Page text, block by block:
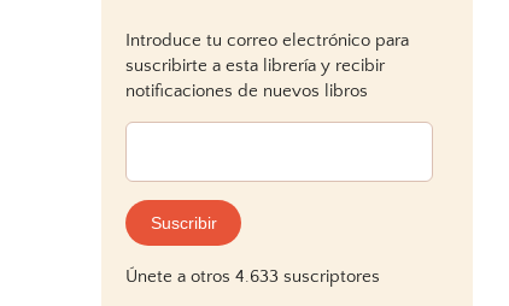
Introduce tu correo electrónico para
suscribirte a esta librería y recibir
notificaciones de nuevos libros
Dirección
correo
electrónico:
Suscribir
Únete a otros 4.633 suscriptores